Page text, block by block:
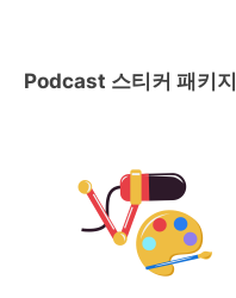
Podcast 스티커 패키지